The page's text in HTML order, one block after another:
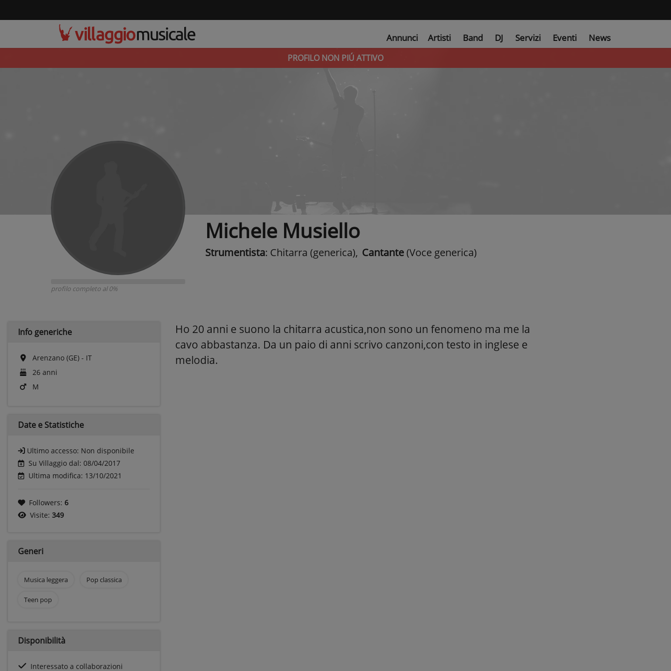
Annunci Artisti Band DJ Servizi Eventi News
PROFILO NON PIÚ ATTIVO
profilo completo al 0%
Michele Musiello
Strumentista: Chitarra (generica), Cantante (Voce generica)
Info generiche
Arenzano (GE) - IT
26 anni
M
Date e Statistiche
Ultimo accesso: Non disponibile
Su Villaggio dal: 08/04/2017
Ultima modifica: 13/10/2021
Followers: 6
Visite: 349
Generi
Musica leggera Pop classica
Teen pop
Disponibilità
Interessato a collaborazioni
Ho 20 anni e suono la chitarra acustica,non sono un fenomeno ma me la
cavo abbastanza. Da un paio di anni scrivo canzoni,con testo in inglese e
melodia.